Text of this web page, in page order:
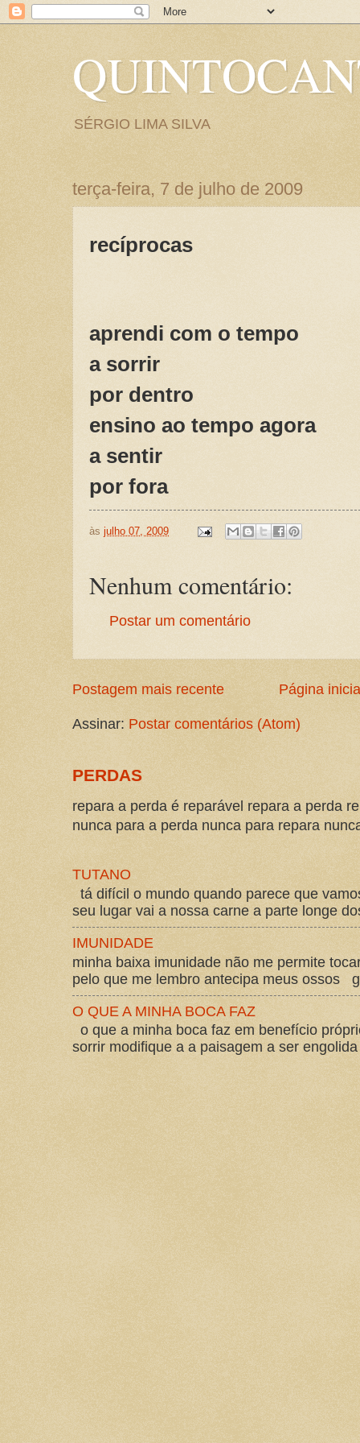
SÉRGIO LIMA SILVA
terça-feira, 7 de julho de 2009
recíprocas
aprendi com o tempo
a sorrir
por dentro
ensino ao tempo agora
a sentir
por fora
às julho 07, 2009
Nenhum comentário:
Postar um comentário
Postagem mais recente Página
Assinar: Postar comentários (Atom)
PERDAS
repara a perda é reparável repara a perda
nunca para a perda nunca para repara
TUTANO
tá difícil o mundo quando parece que
seu lugar vai a nossa carne a parte longe
IMUNIDADE
minha baixa imunidade não me permite
pelo que me lembro antecipa meus ossos
O QUE A MINHA BOCA FAZ
o que a minha boca faz em benefício
sorrir modifique a a paisagem a ser